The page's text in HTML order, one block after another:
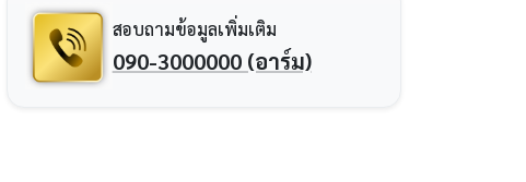
สอบถามข้อมูลเพิ่มเติม
090-3000000 (อาร์ม)